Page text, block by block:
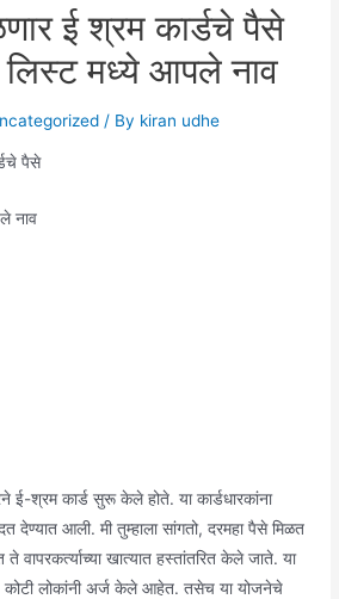
ई श्रम कार्डचे पैसे
मध्ये आपले नाव
/ By kiran udhe
पैसे
नाव
ई-श्रम कार्ड सुरू केले होते. या कार्डधारकांना
देण्यात आली. मी तुम्हाला सांगतो, दरमहा पैसे मिळत
ते वापरकर्त्याच्या खात्यात हस्तांतरित केले जाते. या
कोटी लोकांनी अर्ज केले आहेत. तसेच या योजनेचे